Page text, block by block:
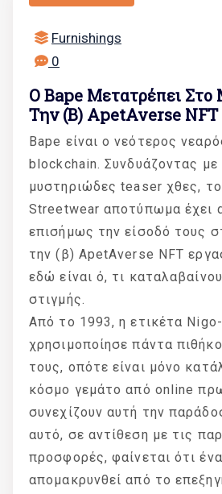
Furnishings
0
Ο Bape Μετατρέπει
Την (β) ApetAverse NFT
Bape είναι ο νεότερος
blockchain. Συνδυάζοντας με
μυστηριώδες teaser χθες,
Streetwear αποτύπωμα έχει
επισήμως την είσοδό τους
την (β) ApetAverse NFT
εδώ είναι ό, τι
στιγμής.
Από το 1993, η ετικέτα
χρησιμοποίησε πάντα
τους, οπότε είναι μόνο
κόσμο γεμάτο από online
συνεχίζουν αυτή την
αυτό, σε αντίθεση με τις
προσφορές, φαίνεται ότι
απομακρυνθεί από το